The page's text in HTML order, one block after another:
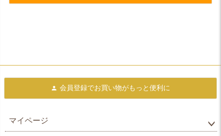
会員登録でお買い物がもっと便利に
マイページ